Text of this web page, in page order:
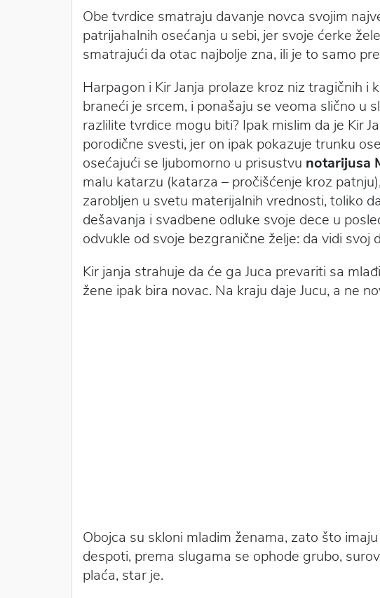
Obe tvrdice smatraju davanje novca svojim
patrijahalnih osećanja u sebi, jer svoje ćerke
smatrajući da otac najbolje zna, ili je to samo
Harpagon i Kir Janja prolaze kroz niz tragičnih i
braneći je srcem, i ponašaju se veoma slično u
razlilite tvrdice mogu biti? Ipak mislim da je Kir
porodične svesti, jer on ipak pokazuje trunku
osećajući se ljubomorno u prisustvu notarijusa
malu katarzu (katarza – pročišćenje kroz
zarobljen u svetu materijalnih vrednosti, toliko
dešavanja i svadbene odluke svoje dece u
odvukle od svoje bezgranične želje: da vidi svoj
Kir janja strahuje da će ga Juca prevariti sa
žene ipak bira novac. Na kraju daje Jucu, a ne
Obojca su skloni mladim ženama, zato što
despoti, prema slugama se ophode grubo,
plaća, star je.